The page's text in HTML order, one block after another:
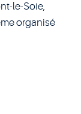
le-Soie,
organisé